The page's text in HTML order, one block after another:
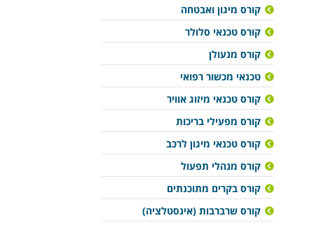
קורס מיגון ואבטחה
קורס טכנאי סלולר
קורס מנעולן
טכנאי מכשור רפואי
קורס טכנאי מיזוג אוויר
קורס מפעילי בריכות
קורס טכנאי מיגון לרכב
קורס מנהלי תפעול
קורס בקרים מתוכנתים
קורס שרברבות (אינסטלציה)